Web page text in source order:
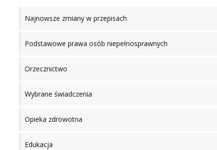
Najnowsze zmiany w przepisach
Podstawowe prawa osób niepełnosprawnych
Orzecznictwo
Wybrane świadczenia
Opieka zdrowotna
Edukacja